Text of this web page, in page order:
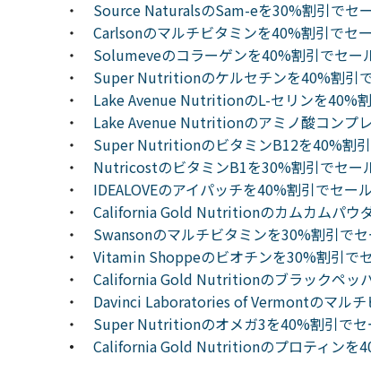
・ Source NaturalsのSam-eを30%割引でセ
・ Carlsonのマルチビタミンを40%割引でセ
・ Solumeveのコラーゲンを40%割引でセー
・ Super Nutritionのケルセチンを40%割引
・ Lake Avenue NutritionのL-セリンを40%
・ Lake Avenue Nutritionのアミノ酸コンプ
・ Super NutritionのビタミンB12を40%割
・ NutricostのビタミンB1を30%割引でセー
・ IDEALOVEのアイパッチを40%割引でセー
・ California Gold Nutritionのカムカムパウ
・ Swansonのマルチビタミンを30%割引で
・ Vitamin Shoppeのビオチンを30%割引で
・ California Gold Nutritionのブラックペッ
・ Davinci Laboratories of Vermontのマルチ
・ Super Nutritionのオメガ3を40%割引でセ
・
California Gold Nutritionのプロティンを